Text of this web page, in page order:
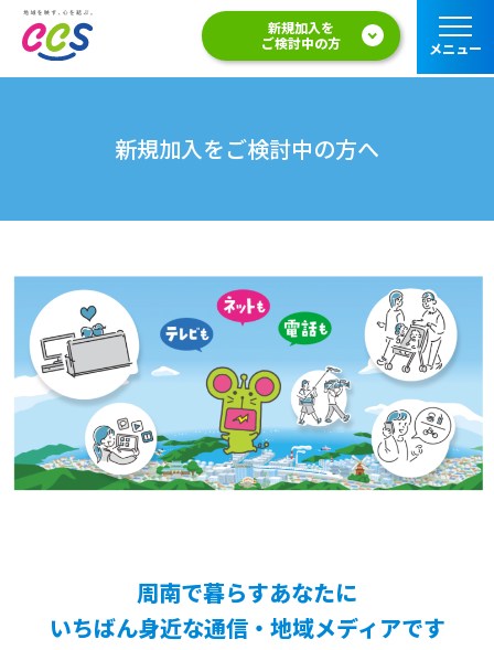
新規加入を
ご検討中の方
メニュー
新規加入をご検討中の方へ
周南で暮らすあなたに
いちばん身近な通信・地域メディアです